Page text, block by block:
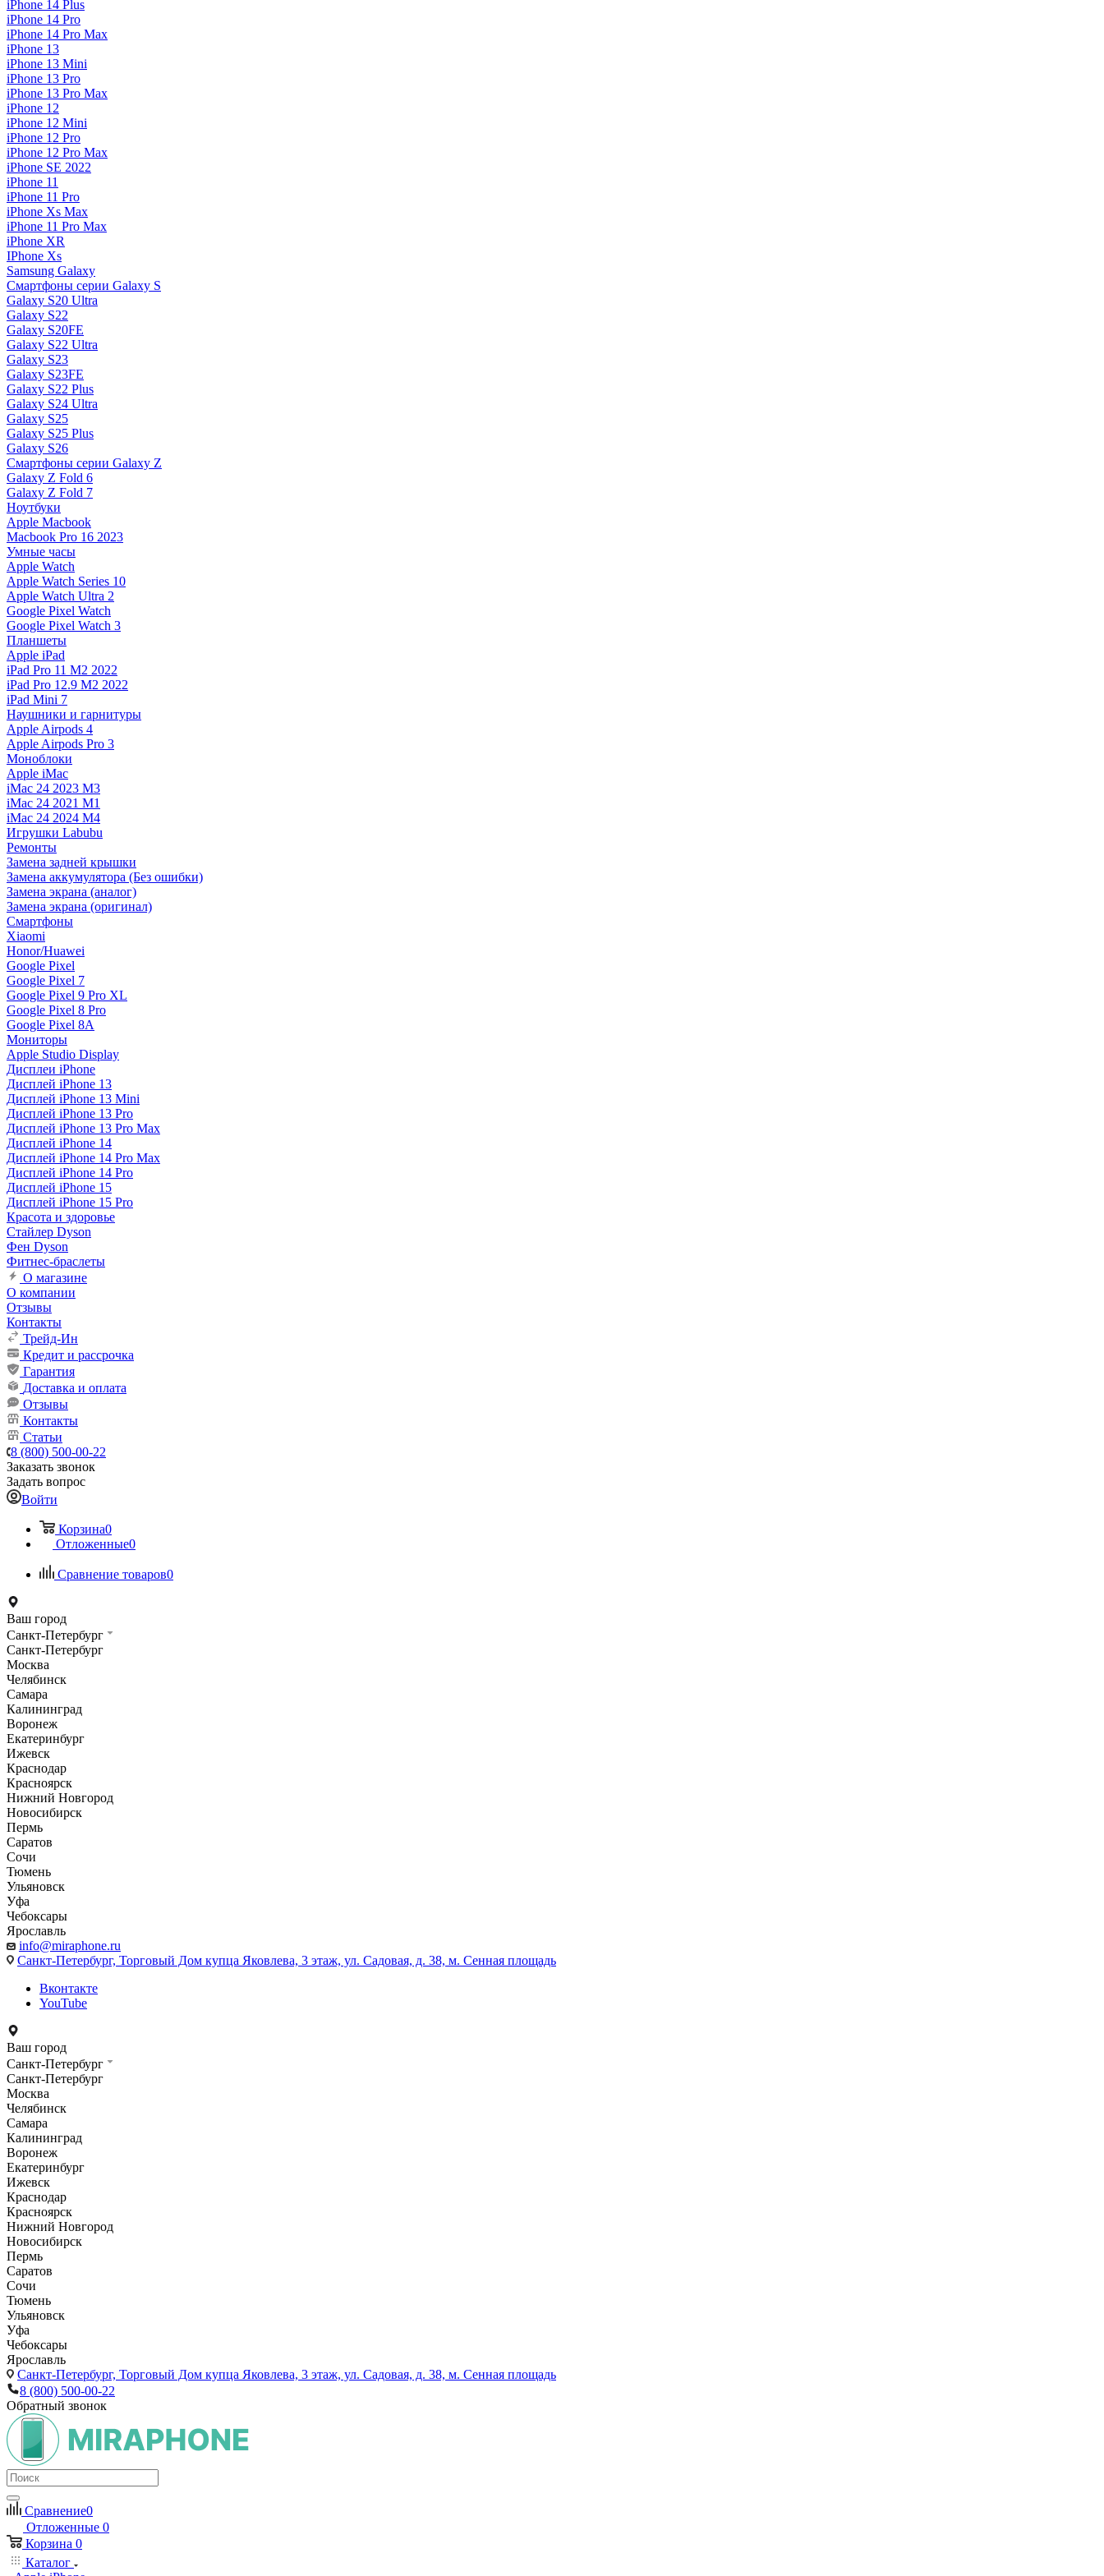
iPhone 14 Plus
iPhone 14 Pro
iPhone 14 Pro Max
iPhone 13
iPhone 13 Mini
iPhone 13 Pro
iPhone 13 Pro Max
iPhone 12
iPhone 12 Mini
iPhone 12 Pro
iPhone 12 Pro Max
iPhone SE 2022
iPhone 11
iPhone 11 Pro
iPhone Xs Max
iPhone 11 Pro Max
iPhone XR
IPhone Xs
Samsung Galaxy
Смартфоны серии Galaxy S
Galaxy S20 Ultra
Galaxy S22
Galaxy S20FE
Galaxy S22 Ultra
Galaxy S23
Galaxy S23FE
Galaxy S22 Plus
Galaxy S24 Ultra
Galaxy S25
Galaxy S25 Plus
Galaxy S26
Смартфоны серии Galaxy Z
Galaxy Z Fold 6
Galaxy Z Fold 7
Ноутбуки
Apple Macbook
Macbook Pro 16 2023
Умные часы
Apple Watch
Apple Watch Series 10
Apple Watch Ultra 2
Google Pixel Watch
Google Pixel Watch 3
Планшеты
Apple iPad
iPad Pro 11 M2 2022
iPad Pro 12.9 M2 2022
iPad Mini 7
Наушники и гарнитуры
Apple Airpods 4
Apple Airpods Pro 3
Моноблоки
Apple iMac
iMac 24 2023 M3
iMac 24 2021 M1
iMac 24 2024 M4
Игрушки Labubu
Ремонты
Замена задней крышки
Замена аккумулятора (Без ошибки)
Замена экрана (аналог)
Замена экрана (оригинал)
Смартфоны
Xiaomi
Honor/Huawei
Google Pixel
Google Pixel 7
Google Pixel 9 Pro XL
Google Pixel 8 Pro
Google Pixel 8A
Мониторы
Apple Studio Display
Дисплеи iPhone
Дисплей iPhone 13
Дисплей iPhone 13 Mini
Дисплей iPhone 13 Pro
Дисплей iPhone 13 Pro Max
Дисплей iPhone 14
Дисплей iPhone 14 Pro Max
Дисплей iPhone 14 Pro
Дисплей iPhone 15
Дисплей iPhone 15 Pro
Красота и здоровье
Стайлер Dyson
Фен Dyson
Фитнес-браслеты
О магазине
О компании
Отзывы
Контакты
Трейд-Ин
Кредит и рассрочка
Гарантия
Доставка и оплата
Отзывы
Контакты
Статьи
8 (800) 500-00-22
Заказать звонок
Задать вопрос
Войти
Корзина0
Отложенные0
Сравнение товаров0
Ваш город
Санкт-Петербург
Санкт-Петербург
Москва
Челябинск
Самара
Калининград
Воронеж
Екатеринбург
Ижевск
Краснодар
Красноярск
Нижний Новгород
Новосибирск
Пермь
Саратов
Сочи
Тюмень
Ульяновск
Уфа
Чебоксары
Ярославль
info@miraphone.ru
Санкт-Петербург, Торговый Дом купца Яковлева, 3 этаж, ул. Садовая, д. 38, м. Сенная площадь
Вконтакте
YouTube
Ваш город
Санкт-Петербург
Санкт-Петербург
Москва
Челябинск
Самара
Калининград
Воронеж
Екатеринбург
Ижевск
Краснодар
Красноярск
Нижний Новгород
Новосибирск
Пермь
Саратов
Сочи
Тюмень
Ульяновск
Уфа
Чебоксары
Ярославль
Санкт-Петербург, Торговый Дом купца Яковлева, 3 этаж, ул. Садовая, д. 38, м. Сенная площадь
8 (800) 500-00-22
Обратный звонок
Сравнение0
Отложенные 0
Корзина 0
Каталог